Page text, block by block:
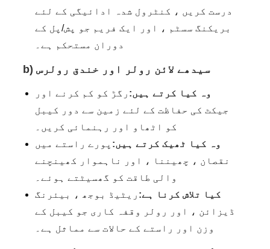
درست کریں ، کنٹرول شدہ ادائیگی کے لئے
بریکنگ سسٹم ، اور ایک فریم جو پش/پل کے
دوران مستحکم ہے۔
b) سیدھے لائن رولر اور خندق رولرس
وہ کیا کرتے ہیں: رگڑ کو کم کرنے اور
جیکٹ کی حفاظت کے لئے زمین سے دور کیبل
کو اٹھاو اور رہنمائی کریں۔
وہ کیا ٹھیک کرتے ہیں: پورے راستے میں
نقصان ، چھیننا ، اور ناہموار کھینچنے
والی طاقت کو گھسیٹتے ہوئے۔
کیا تلاش کرنا ہے: ریٹیڈ بوجھ ، بیئرنگ
ڈیزائن ، اور رولر وقفہ کاری جو کیبل کے
وزن اور راستے کے حالات سے مماثل ہے۔